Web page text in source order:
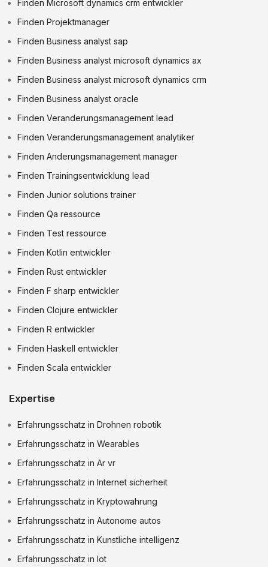
Finden Microsoft dynamics crm entwickler
Finden Projektmanager
Finden Business analyst sap
Finden Business analyst microsoft dynamics ax
Finden Business analyst microsoft dynamics crm
Finden Business analyst oracle
Finden Veranderungsmanagement lead
Finden Veranderungsmanagement analytiker
Finden Anderungsmanagement manager
Finden Trainingsentwicklung lead
Finden Junior solutions trainer
Finden Qa ressource
Finden Test ressource
Finden Kotlin entwickler
Finden Rust entwickler
Finden F sharp entwickler
Finden Clojure entwickler
Finden R entwickler
Finden Haskell entwickler
Finden Scala entwickler
Expertise
Erfahrungsschatz in Drohnen robotik
Erfahrungsschatz in Wearables
Erfahrungsschatz in Ar vr
Erfahrungsschatz in Internet sicherheit
Erfahrungsschatz in Kryptowahrung
Erfahrungsschatz in Autonome autos
Erfahrungsschatz in Kunstliche intelligenz
Erfahrungsschatz in Iot